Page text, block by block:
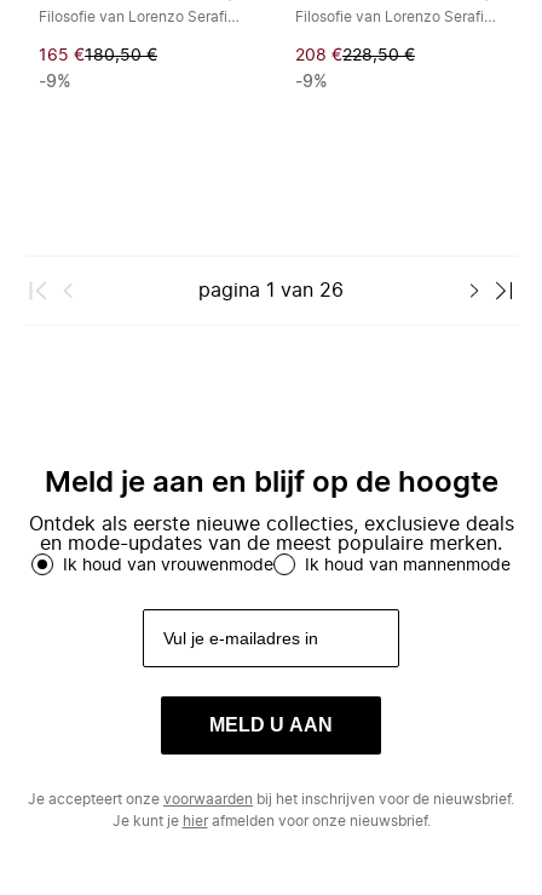
Filosofie van Lorenzo Serafini Sweatshirts
165 €180,50 €
-9%
Filosofie van Lorenzo Serafini Sweatshirts
208 €228,50 €
-9%
pagina 1 van 26
Meld je aan en blijf op de hoogte
Ontdek als eerste nieuwe collecties, exclusieve deals
en mode-updates van de meest populaire merken.
Ik houd van vrouwenmode Ik houd van mannenmode
MELD U AAN
Je accepteert onze voorwaarden bij het inschrijven voor de nieuwsbrief.
Je kunt je hierafmelden voor onze nieuwsbrief.